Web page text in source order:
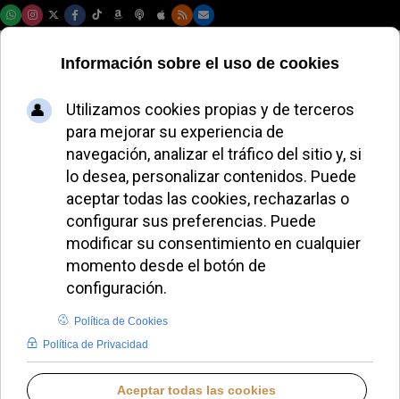
MARTES, 10 MARZO 2026 16:43